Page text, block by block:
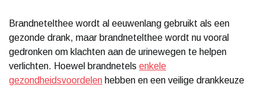
Brandnetelthee wordt al eeuwenlang gebruikt als een
gezonde drank, maar brandnetelthee wordt nu vooral
gedronken om klachten aan de urinewegen te helpen
verlichten. Hoewel brandnetels enkele
gezondheidsvoordelen hebben en een veilige drankkeuze